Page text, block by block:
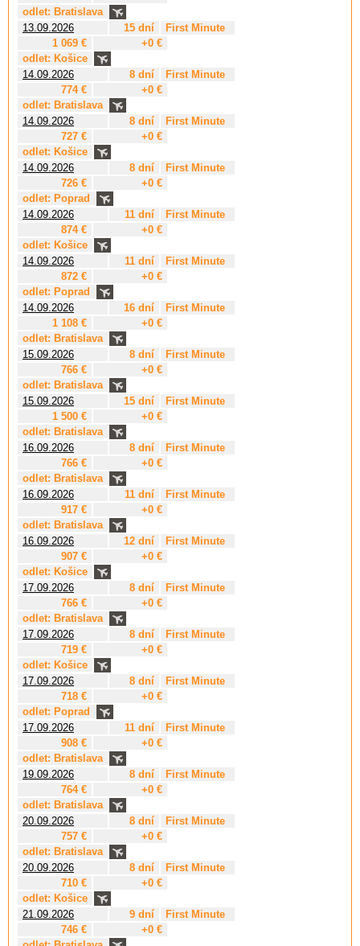
odlet: Bratislava
13.09.2026
15 dní
First Minute
1 069 €
+0 €
odlet: Košice
14.09.2026
8 dní
First Minute
774 €
+0 €
odlet: Bratislava
14.09.2026
8 dní
First Minute
727 €
+0 €
odlet: Košice
14.09.2026
8 dní
First Minute
726 €
+0 €
odlet: Poprad
14.09.2026
11 dní
First Minute
874 €
+0 €
odlet: Košice
14.09.2026
11 dní
First Minute
872 €
+0 €
odlet: Poprad
14.09.2026
16 dní
First Minute
1 108 €
+0 €
odlet: Bratislava
15.09.2026
8 dní
First Minute
766 €
+0 €
odlet: Bratislava
15.09.2026
15 dní
First Minute
1 500 €
+0 €
odlet: Bratislava
16.09.2026
8 dní
First Minute
766 €
+0 €
odlet: Bratislava
16.09.2026
11 dní
First Minute
917 €
+0 €
odlet: Bratislava
16.09.2026
12 dní
First Minute
907 €
+0 €
odlet: Košice
17.09.2026
8 dní
First Minute
766 €
+0 €
odlet: Bratislava
17.09.2026
8 dní
First Minute
719 €
+0 €
odlet: Košice
17.09.2026
8 dní
First Minute
718 €
+0 €
odlet: Poprad
17.09.2026
11 dní
First Minute
908 €
+0 €
odlet: Bratislava
19.09.2026
8 dní
First Minute
764 €
+0 €
odlet: Bratislava
20.09.2026
8 dní
First Minute
757 €
+0 €
odlet: Bratislava
20.09.2026
8 dní
First Minute
710 €
+0 €
odlet: Košice
21.09.2026
9 dní
First Minute
746 €
+0 €